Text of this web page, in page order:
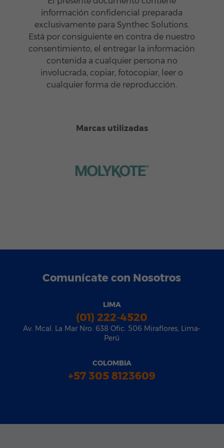
información confidencial preparada
exclusivamente para Synthec Solutions.
Está por consiguiente en contra de nuestro
consentimiento, el entregar la información
contenida a cualquier persona no
involucrada, copiar, fotocopiar, leer o
cualquier forma de reproducción.
Marcas utilizadas
Comunícate con Nosotros
LIMA
(01) 222-4520
Av. Mcal. La Mar Nro. 638 Ofic. 506 Miraflores, Lima-
Perú
COLOMBIA
+57 305 8123609